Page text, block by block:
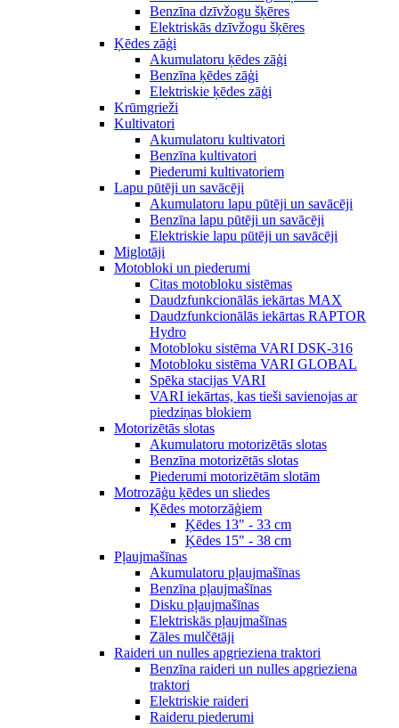
Benzīna dzīvžogu šķēres
Elektriskās dzīvžogu šķēres
Ķēdes zāģi
Akumulatoru ķēdes zāģi
Benzīna ķēdes zāģi
Elektriskie ķēdes zāģi
Krūmgrieži
Kultivatori
Akumulatoru kultivatori
Benzīna kultivatori
Piederumi kultivatoriem
Lapu pūtēji un savācēji
Akumulatoru lapu pūtēji un savācēji
Benzīna lapu pūtēji un savācēji
Elektriskie lapu pūtēji un savācēji
Miglotāji
Motobloki un piederumi
Citas motobloku sistēmas
Daudzfunkcionālās iekārtas MAX
Daudzfunkcionālās iekārtas RAPTOR
Hydro
Motobloku sistēma VARI DSK-316
Motobloku sistēma VARI GLOBAL
Spēka stacijas VARI
VARI iekārtas, kas tieši savienojas ar
piedziņas blokiem
Motorizētās slotas
Akumulatoru motorizētās slotas
Benzīna motorizētās slotas
Piederumi motorizētām slotām
Motrozāģu ķēdes un sliedes
Ķēdes motorzāģiem
Ķēdes 13" - 33 cm
Ķēdes 15" - 38 cm
Pļaujmašīnas
Akumulatoru pļaujmašīnas
Benzīna pļaujmašīnas
Disku pļaujmašīnas
Elektriskās pļaujmašīnas
Zāles mulčētāji
Raideri un nulles apgrieziena traktori
Benzīna raideri un nulles apgrieziena
traktori
Elektriskie raideri
Raideru piederumi